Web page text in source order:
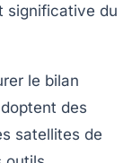
significative du
le bilan
des
satellites de